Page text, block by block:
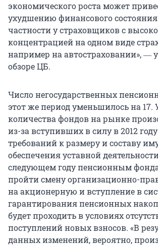
экономического роста может
ухудшению финансового
частности у страховщиков с
концентрацией на одном виде
например на автостраховании», ―
обзоре ЦБ.
Число негосударственных
этот же период уменьшилось на
количества фондов на рынке
из-за вступивших в силу в 2012
требований к размеру и составу
обеспечения уставной
следующем году пенсионным
пройти смену организационно-
на акционерную и вступление в
гарантирования пенсионных
будет проходить в условиях
поступлений новых взносов. «В
данных изменений, вероятно,